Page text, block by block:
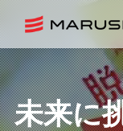
未来に